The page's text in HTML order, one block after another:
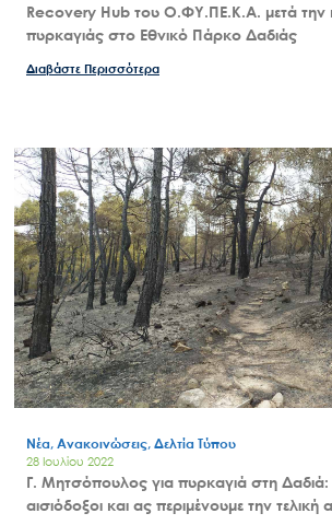
Search
for:
Recovery Hub του Ο.ΦΥ.ΠΕ.Κ.Α. μετά την
πυρκαγιάς στο Εθνικό Πάρκο Δαδιάς
Διαβάστε Περισσότερα
Νέα, Ανακοινώσεις, Δελτία Τύπου
28 Ιουλίου 2022
Γ. Μητσόπουλος για πυρκαγιά στη Δαδιά:
αισιόδοξοι και ας περιμένουμε την τελική